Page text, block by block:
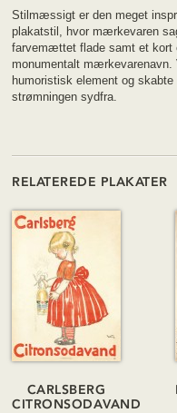
Stilmæssigt er den meget
plakatstil, hvor mærkevaren
farvemættet flade samt et kort
monumentalt mærkevarenavn.
humoristisk element og
strømningen sydfra.
RELATEREDE PLAKATER
CARLSBERG
CITRONSODAVAND